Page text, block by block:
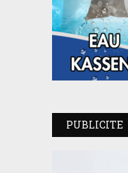
PUBLICITE